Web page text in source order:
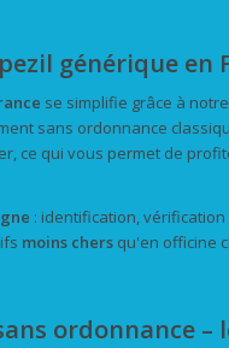
générique en
se simplifie grâce à
sans ordonnance
ce qui vous permet de
: identification,
moins chers qu'en officine
ordonnance –